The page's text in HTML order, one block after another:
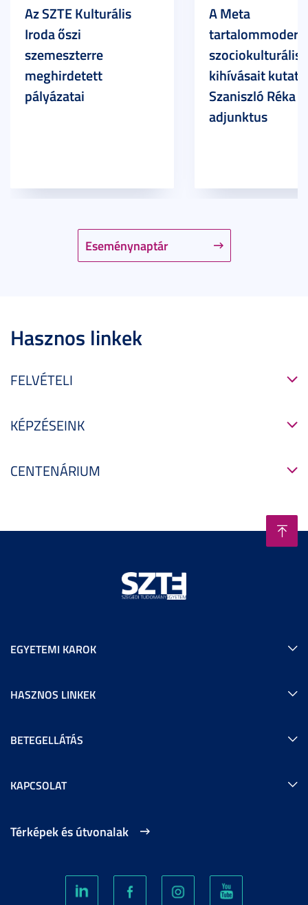
Eseménynaptár
Az SZTE Kulturális
Iroda őszi
szemeszterre
meghirdetett
pályázatai
A Meta
szociokulturális
kihívásait
Szaniszló Réka
adjunktus
Hasznos linkek
FELVÉTELI
KÉPZÉSEINK
CENTENÁRIUM
EGYETEMI KAROK
HASZNOS LINKEK
BETEGELLÁTÁS
KAPCSOLAT
Térképek és útvonalak